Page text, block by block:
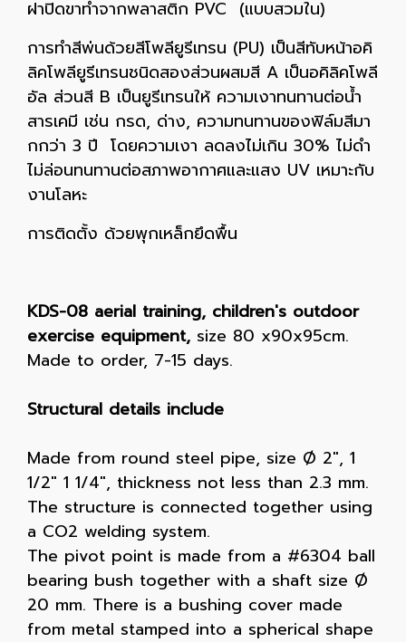
ฝาปิดขาทำจากพลาสติก PVC (แบบสวมใน)
การทำสีพ่นด้วยสีโพลียูรีเทรน (PU) เป็นสีทับหน้าอคิ
ลิคโพลียูรีเทรนชนิดสองส่วนผสมสี A เป็นอคิลิคโพลี
อัล ส่วนสี B เป็นยูรีเทรนให้ ความเงาทนทานต่อน้ำ
สารเคมี เช่น กรด, ด่าง, ความทนทานของฟิล์มสีมา
กกว่า 3 ปี โดยความเงา ลดลงไม่เกิน 30% ไม่ดำ
ไม่ล่อนทนทานต่อสภาพอากาศและแสง UV เหมาะกับ
งานโลหะ
การติดตั้ง ด้วยพุกเหล็กยึดพื้น
KDS-08 aerial training, children's outdoor
exercise equipment, size 80 x90x95cm.
Made to order, 7-15 days.
Structural details include
Made from round steel pipe, size Ø 2", 1
1/2" 1 1/4", thickness not less than 2.3 mm.
The structure is connected together using
a CO2 welding system.
The pivot point is made from a #6304 ball
bearing bush together with a shaft size Ø
20 mm. There is a bushing cover made
from metal stamped into a spherical shape